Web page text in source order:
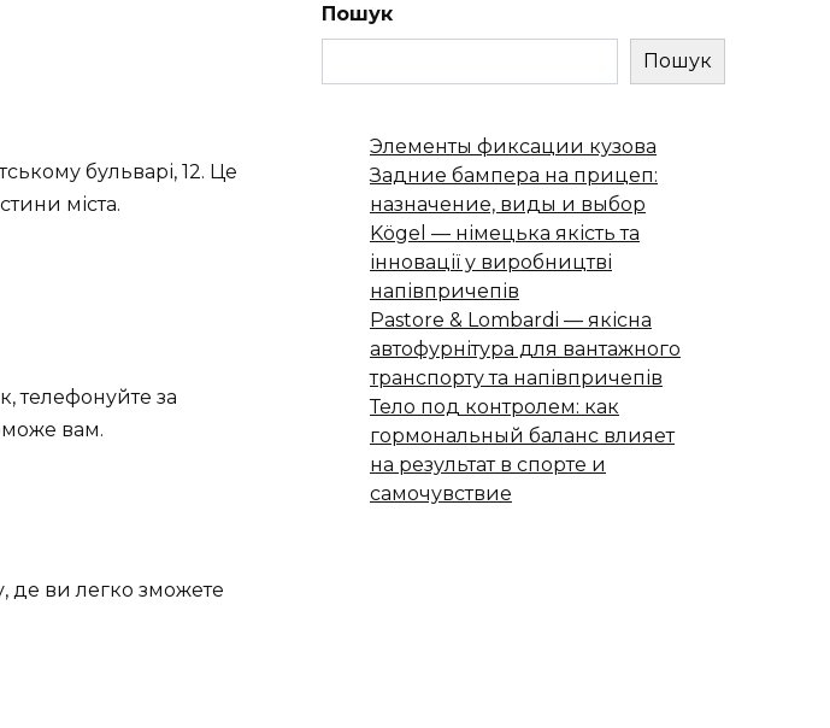
бульварі, 12. Це
міста.
телефонуйте за
вам.
де ви легко зможете
Пошук
Пошук
Элементы фиксации кузова
Задние бампера на прицеп:
назначение, виды и выбор
Kögel — німецька якість та
інновації у виробництві
напівпричепів
Pastore & Lombardi — якісна
автофурнітура для вантажного
транспорту та напівпричепів
Тело под контролем: как
гормональный баланс влияет
на результат в спорте и
самочувствие